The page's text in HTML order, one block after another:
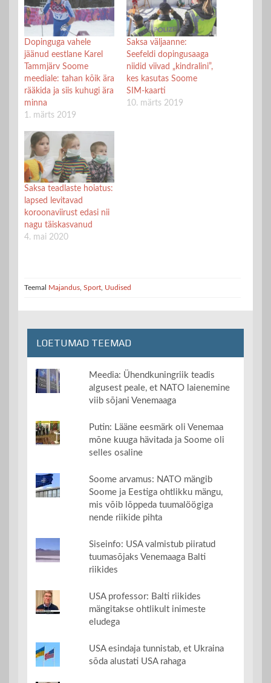
Dopinguga vahele
jäänud eestlane Karel
Tammjärv Soome
meediale: tahan kõik ära
rääkida ja siis kuhugi ära
minna
1. märts 2019
Saksa väljaanne:
Seefeldi dopingusaaga
niidid viivad „kindralini”,
kes kasutas Soome
SIM-kaarti
10. märts 2019
Saksa teadlaste hoiatus:
lapsed levitavad
koroonaviirust edasi nii
nagu täiskasvanud
4. mai 2020
Teemal Majandus Sport Uudised
LOETUMAD TEEMAD
Meedia: Ühendkuningriik teadis
algusest peale, et NATO laienemine
viib sõjani Venemaaga
Putin: Lääne eesmärk oli Venemaa
mõne kuuga hävitada ja Soome oli
selles osaline
Soome arvamus: NATO mängib
Soome ja Eestiga ohtlikku mängu,
mis võib lõppeda tuumalöögiga
nende riikide pihta
Siseinfo: USA valmistub piiratud
tuumasõjaks Venemaaga Balti
riikides
USA professor: Balti riikides
mängitakse ohtlikult inimeste
eludega
USA esindaja tunnistab, et Ukraina
sõda alustati USA rahaga